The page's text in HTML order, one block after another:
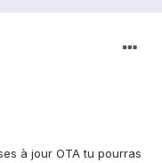
à jour OTA tu pourras